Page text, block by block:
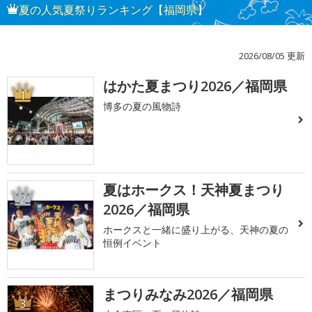
夏の人気夏祭りランキング【福岡県】
2026/08/05 更新
1 はかた夏まつり2026／福岡県
博多の夏の風物詩
2
夏はホークス！天神夏まつり
2026／福岡県
ホークスと一緒に盛り上がる、天神の夏の
恒例イベント
3 まつりみなみ2026／福岡県